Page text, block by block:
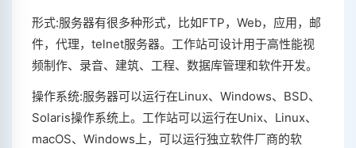
形式:服务器有很多种形式，比如FTP，Web，应用，邮
件，代理，telnet服务器。工作站可设计用于高性能视
频制作、录音、建筑、工程、数据库管理和软件开发。
操作系统:服务器可以运行在Linux、Windows、BSD、
Solaris操作系统上。工作站可以运行在Unix、Linux、
macOS、Windows上，可以运行独立软件厂商的软